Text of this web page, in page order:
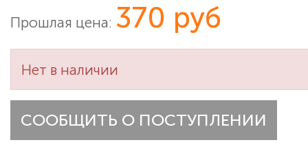
Прошлая цена: 370 руб
Нет в наличии
СООБЩИТЬ О ПОСТУПЛЕНИИ